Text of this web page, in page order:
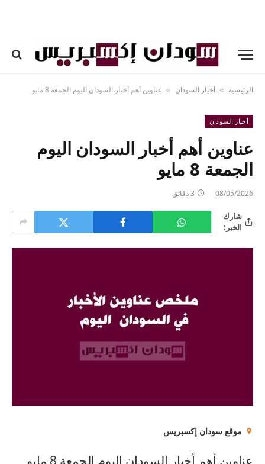
الرئيسية » أخبار السودان » عناوين أهم أخبار السودان اليوم الجمعة 8 مايو
أخبار السودان
عناوين أهم أخبار السودان اليوم
الجمعة 8 مايو
08/05/2026 3 دقائق
شارك
الخبر:
موقع سودان إكسبريس
عناوين أهم أخبار السودان اليوم الجمعة 8 مايو